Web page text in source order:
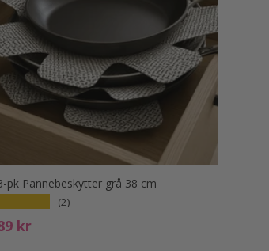
pk Pannebeskytter grå 38 cm
(2)
pris
kr